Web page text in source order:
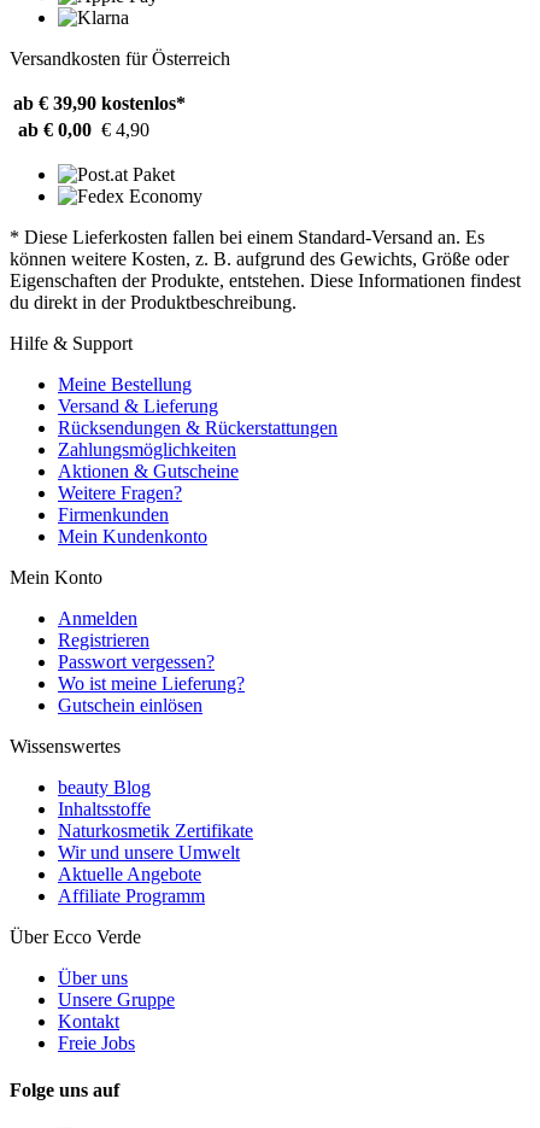
Versandkosten für Österreich
ab € 39,90 kostenlos*
ab € 0,00 € 4,90
* Diese Lieferkosten fallen bei einem Standard-Versand an. Es
können weitere Kosten, z. B. aufgrund des Gewichts, Größe oder
Eigenschaften der Produkte, entstehen. Diese Informationen findest
du direkt in der Produktbeschreibung.
Hilfe & Support
Meine Bestellung
Versand & Lieferung
Rücksendungen & Rückerstattungen
Zahlungsmöglichkeiten
Aktionen & Gutscheine
Weitere Fragen?
Firmenkunden
Mein Kundenkonto
Mein Konto
Anmelden
Registrieren
Passwort vergessen?
Wo ist meine Lieferung?
Gutschein einlösen
Wissenswertes
beauty Blog
Inhaltsstoffe
Naturkosmetik Zertifikate
Wir und unsere Umwelt
Aktuelle Angebote
Affiliate Programm
Über Ecco Verde
Über uns
Unsere Gruppe
Kontakt
Freie Jobs
Folge uns auf